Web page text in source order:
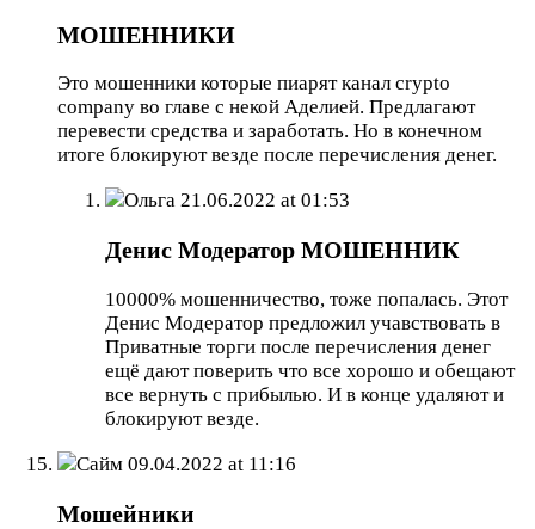
МОШЕННИКИ
Это мошенники которые пиарят канал crypto
company во главе с некой Аделией. Предлагают
перевести средства и заработать. Но в конечном
итоге блокируют везде после перечисления денег.
Ольга 21.06.2022 at 01:53
Денис Модератор МОШЕННИК
10000% мошенничество, тоже попалась. Этот
Денис Модератор предложил учавствовать в
Приватные торги после перечисления денег
ещё дают поверить что все хорошо и обещают
все вернуть с прибылью. И в конце удаляют и
блокируют везде.
Сайм 09.04.2022 at 11:16
Мошейники